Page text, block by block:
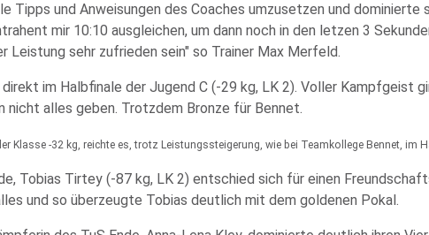
Tipps und Anweisungen des Coaches umzusetzen und dominierte
mir 10:10 ausgleichen, um dann noch in den letzen 3
Leistung sehr zufrieden sein" so Trainer Max Merfeld.
im Halbfinale der Jugend C (-29 kg, LK 2). Voller Kampfgeist
alles geben. Trotzdem Bronze für Bennet.
Klasse -32 kg, reichte es, trotz Leistungssteigerung, wie bei Teamkollege Bennet, im
Tobias Tirtey (-87 kg, LK 2) entschied sich für einen
und so überzeugte Tobias deutlich mit dem goldenen Pokal.